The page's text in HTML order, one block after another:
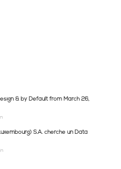
& by Default from March 26,
S.A. cherche un Data